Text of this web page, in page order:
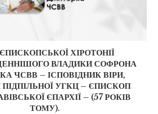
ХІРОТОНІЇ
ВЛАДИКИ СОФРОНА
ЧСВВ – ІСПОВІДНИК ВІРИ,
УГКЦ – ЄПИСКОП
ЄПАРХІЇ – (57 РОКІВ
ТОМУ).